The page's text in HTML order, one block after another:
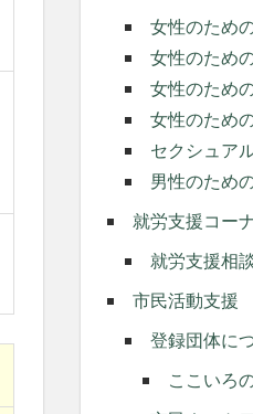
女性のため
女性のため
女性のため
女性のため
セクシュア
男性のため
就労支援コー
就労支援相
市民活動支援
登録団体に
ここいろ